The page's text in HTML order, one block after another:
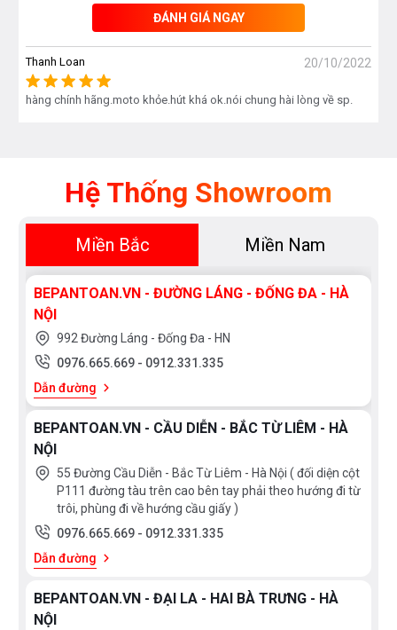
ĐÁNH GIÁ NGAY
Thanh Loan 20/10/2022
hàng chính hãng.moto khỏe.hút khá ok.nói chung hài lòng về sp.
Hệ Thống Showroom
Miền Bắc Miền Nam
BEPANTOAN.VN - ĐƯỜNG LÁNG - ĐỐNG ĐA - HÀ
NỘI
992 Đường Láng - Đống Đa - HN
0976.665.669 - 0912.331.335
Dẫn đường
BEPANTOAN.VN - CẦU DIỄN - BẮC TỪ LIÊM - HÀ
NỘI
55 Đường Cầu Diễn - Bắc Từ Liêm - Hà Nội ( đối diện cột
P111 đường tàu trên cao bên tay phải theo hướng đi từ
trôi, phùng đi về hướng cầu giấy )
0976.665.669 - 0912.331.335
Dẫn đường
BEPANTOAN.VN - ĐẠI LA - HAI BÀ TRƯNG - HÀ
NỘI